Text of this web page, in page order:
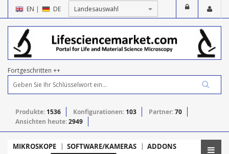
EN | DE
Fortgeschritten ++
Produkte: 1536 Konfigurationen: 103 Partner:70
Ansichten heute:2949
MIKROSKOPE SOFTWARE/KAMERAS
ADDONS